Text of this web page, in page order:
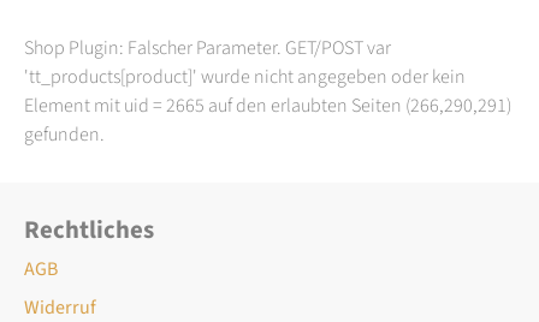
Shop Plugin: Falscher Parameter. GET/POST var
'tt_products[product]' wurde nicht angegeben oder kein
Element mit uid = 2665 auf den erlaubten Seiten (266,290,291)
gefunden.
Rechtliches
AGB
Widerruf